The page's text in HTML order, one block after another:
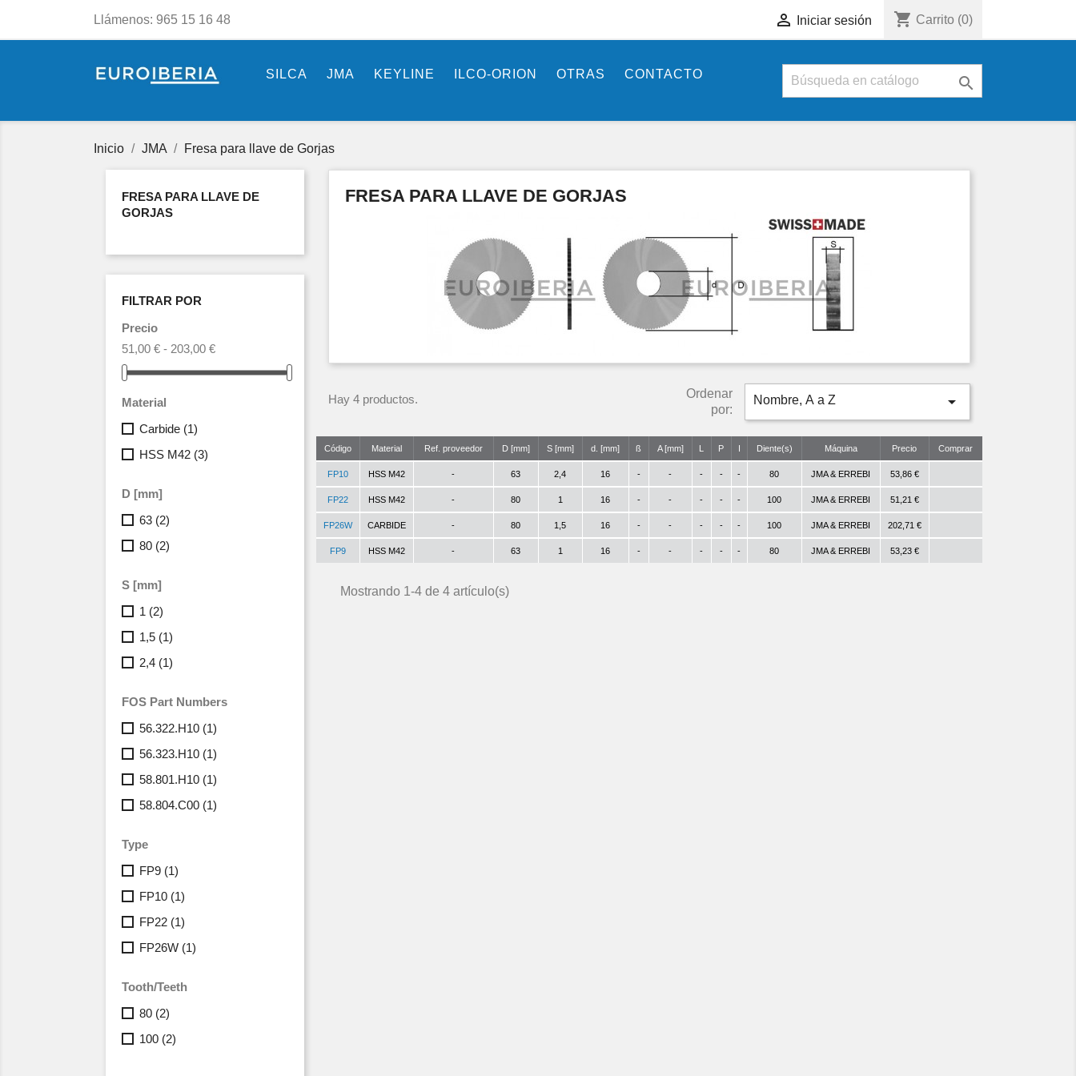
Llámenos: 965 15 16 48  Iniciar sesión shopping_cart Carrito (0)
SILCA JMA KEYLINE ILCO-ORION OTRAS CONTACTO 
Inicio JMA Fresa para llave de Gorjas
FRESA PARA LLAVE DE
GORJAS
FILTRAR POR
Precio
51,00 € - 203,00 €
Material
Carbide (1)
HSS M42 (3)
D [mm]
63 (2)
80 (2)
S [mm]
1 (2)
1,5 (1)
2,4 (1)
FOS Part Numbers
56.322.H10 (1)
56.323.H10 (1)
58.801.H10 (1)
58.804.C00 (1)
Type
FP9 (1)
FP10 (1)
FP22 (1)
FP26W (1)
Tooth/Teeth
80 (2)
100 (2)
FRESA PARA LLAVE DE GORJAS
Hay 4 productos.
Ordenar
por:
Nombre, A a Z 
Código Material Ref. proveedor D [mm] S [mm] d. [mm] ß A [mm] L P I Diente(s) Máquina Precio Comprar
FP10 HSS M42 - 63 2,4 16 - - - - - 80 JMA & ERREBI 53,86 €
FP22 HSS M42 - 80 1 16 - - - - - 100 JMA & ERREBI 51,21 €
FP26W CARBIDE - 80 1,5 16 - - - - - 100 JMA & ERREBI 202,71 €
FP9 HSS M42 - 63 1 16 - - - - - 80 JMA & ERREBI 53,23 €
Mostrando 1-4 de 4 artículo(s)